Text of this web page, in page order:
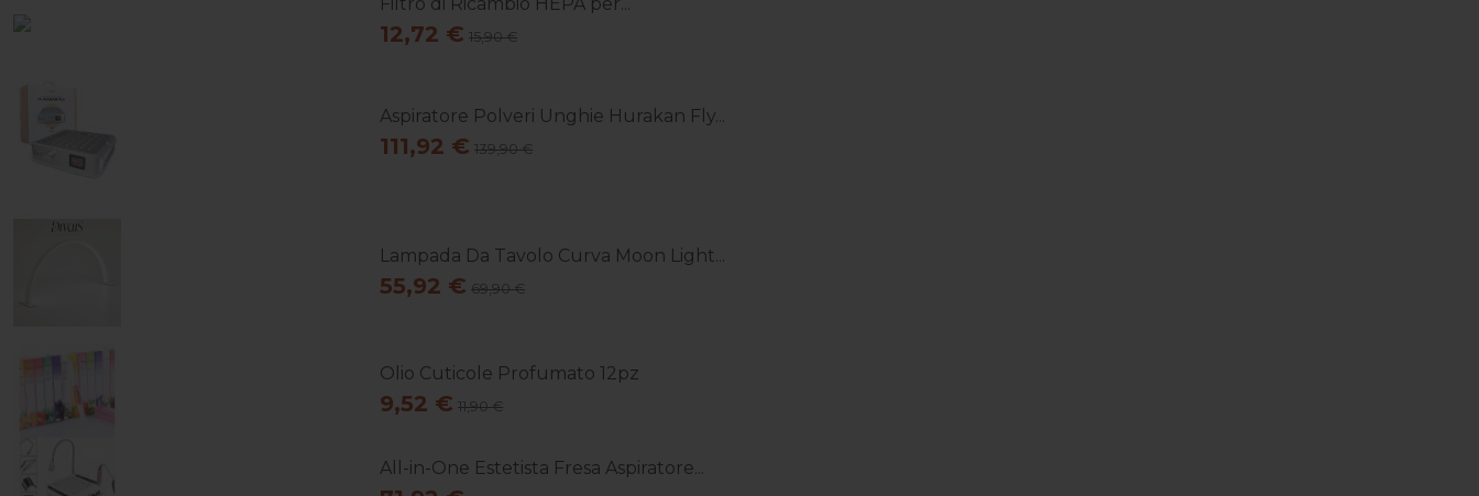
12,72 € 15,90 €
Aspiratore Polveri Unghie Hurakan Fly...
111,92 € 139,90 €
Lampada Da Tavolo Curva Moon Light...
55,92 € 69,90 €
Olio Cuticole Profumato 12pz
9,52 € 11,90 €
All-in-One Estetista Fresa Aspiratore...